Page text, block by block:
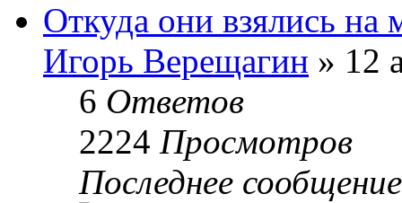
Откуда они взялись на
Игорь Верещагин » 12
6 Ответов
2224 Просмотров
Последнее